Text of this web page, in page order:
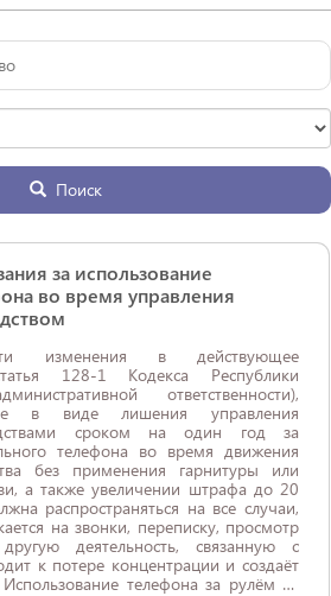
Поиск
за использование
во время управления
изменения в действующее
128-1 Кодекса Республики
ответственности),
в виде лишения управления
сроком на один год за
телефона во время движения
без применения гарнитуры или
а также увеличении штрафа до 20
распространяться на все случаи,
на звонки, переписку, просмотр
деятельность, связанную с
к потере концентрации и создаёт
телефона за рулём —